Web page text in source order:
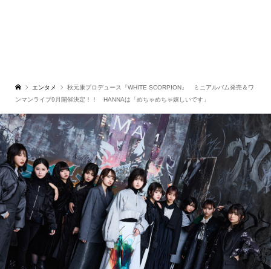
エンタメ
秋元康プロデュース『WHITE SCORPION』 ミニアルバム発売＆ワ
ンマンライブ9月開催決定！！ HANNAは「めちゃめちゃ嬉しいです」